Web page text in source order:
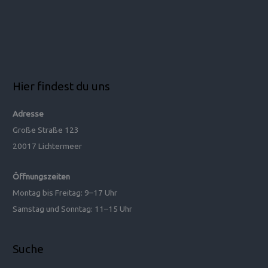
Hier findest du uns
Adresse
Große Straße 123
20017 Lichtermeer
Öffnungszeiten
Montag bis Freitag: 9–17 Uhr
Samstag und Sonntag: 11–15 Uhr
Suche